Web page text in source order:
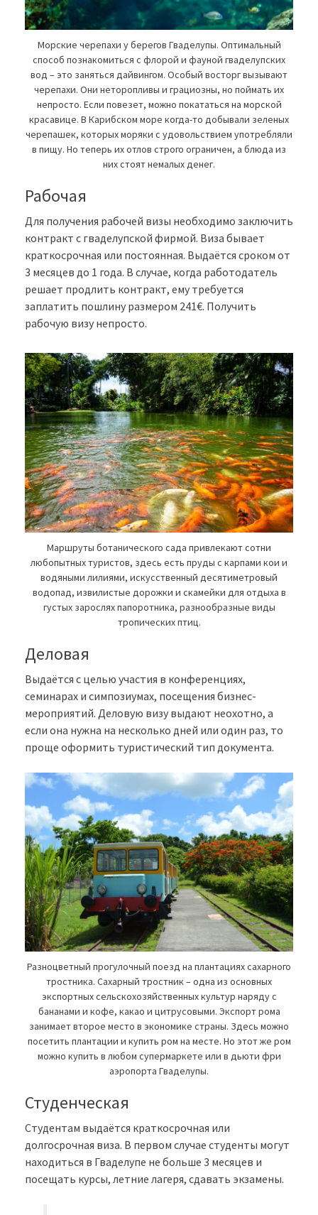
Морские черепахи у берегов Гваделупы. Оптимальный
способ познакомиться с флорой и фауной гваделупских
вод – это заняться дайвингом. Особый восторг вызывают
черепахи. Они неторопливы и грациозны, но поймать их
непросто. Если повезет, можно покататься на морской
красавице. В Карибском море когда-то добывали зеленых
черепашек, которых моряки с удовольствием употребляли
в пищу. Но теперь их отлов строго ограничен, а блюда из
них стоят немалых денег.
Рабочая
Для получения рабочей визы необходимо заключить
контракт с гваделупской фирмой. Виза бывает
краткосрочная или постоянная. Выдаётся сроком от
3 месяцев до 1 года. В случае, когда работодатель
решает продлить контракт, ему требуется
заплатить пошлину размером 241€. Получить
рабочую визу непросто.
Маршруты ботанического сада привлекают сотни
любопытных туристов, здесь есть пруды с карпами кои и
водяными лилиями, искусственный десятиметровый
водопад, извилистые дорожки и скамейки для отдыха в
густых зарослях папоротника, разнообразные виды
тропических птиц.
Деловая
Выдаётся с целью участия в конференциях,
семинарах и симпозиумах, посещения бизнес-
мероприятий. Деловую визу выдают неохотно, а
если она нужна на несколько дней или один раз, то
проще оформить туристический тип документа.
Разноцветный прогулочный поезд на плантациях сахарного
тростника. Сахарный тростник – одна из основных
экспортных сельскохозяйственных культур наряду с
бананами и кофе, какао и цитрусовыми. Экспорт рома
занимает второе место в экономике страны. Здесь можно
посетить плантации и купить ром на месте. Но этот же ром
можно купить в любом супермаркете или в дьюти фри
аэропорта Гваделупы.
Студенческая
Студентам выдаётся краткосрочная или
долгосрочная виза. В первом случае студенты могут
находиться в Гваделупе не больше 3 месяцев и
посещать курсы, летние лагеря, сдавать экзамены.